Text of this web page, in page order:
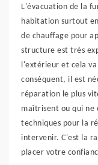
L'évacuation de la
habitation surtout
de chauffage pour
structure est très
l'extérieur et cela
conséquent, il est
réparation le plus
maîtrisent ou qui ne
techniques pour la
intervenir. C'est la
placer votre